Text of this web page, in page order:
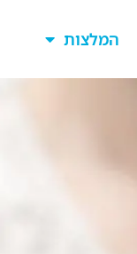
המלצות